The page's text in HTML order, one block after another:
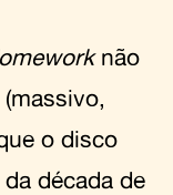
não
o disco
década de